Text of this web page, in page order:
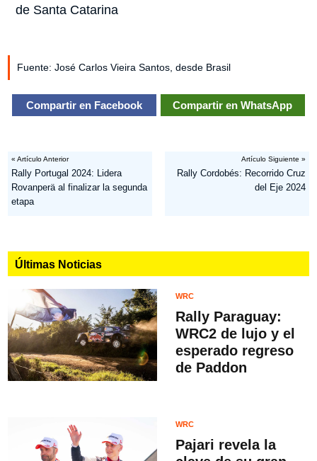
de Santa Catarina
Fuente: José Carlos Vieira Santos, desde Brasil
Compartir en Facebook Compartir en WhatsApp
« Artículo Anterior
Rally Portugal 2024: Lidera
Rovanperä al finalizar la segunda
etapa
Artículo Siguiente »
Rally Cordobés: Recorrido Cruz
del Eje 2024
Últimas Noticias
WRC
Rally Paraguay:
WRC2 de lujo y el
esperado regreso
de Paddon
WRC
Pajari revela la